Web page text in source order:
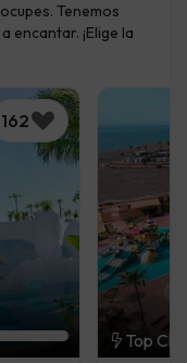
Tenemos
encantar. ¡Elige la
162
Top